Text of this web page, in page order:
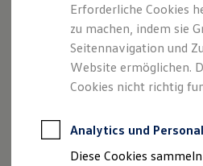
Leasing
Leasing-Angebote
Gebrauchtwagen
Junge
Elektroauto
Kleinwagen-
Leasing ohne
Autokredit mit
Versicherungen und
Kfz-Versicherung
Vielseitig.
viel Platz.
Erforderliche Cookies
zu machen, indem sie
Seitennavigation und
Website ermöglichen.
Cookies nicht richtig
Analytics und
Diese Cookies